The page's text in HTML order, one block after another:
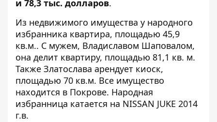
и 78,3 тыс. долларов.
Из недвижимого имущества у народного
избранника квартира, площадью 45,9
кв.м.. С мужем, Владиславом Шаповалом,
она делит квартиру, площадью 81,1 кв. м.
Также Златослава арендует киоск,
площадью 70 кв.м. Все имущество
находится в Покрове. Народная
избранница катается на NISSAN JUKE 2014
г.в.